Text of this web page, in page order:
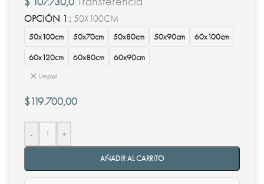
OPCIÓN 1 50X100CM
50x100cm 50x70cm 50x80cm 50x90cm
60x100cm
60x120cm
60x80cm 60x90cm
Limpiar
$119.700,00
- +
AÑADIR AL CARRITO